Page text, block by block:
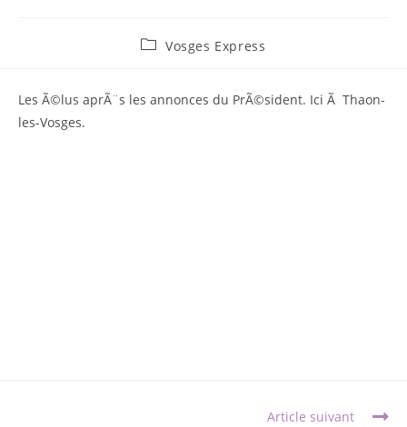
Vosges Express
Les Ã©lus aprÃ¨s les annonces du PrÃ©sident. Ici Ã Thaon-
les-Vosges.
Article suivant